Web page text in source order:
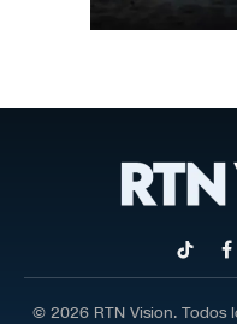
TikTok
© 2026 RTN Vision. Todos